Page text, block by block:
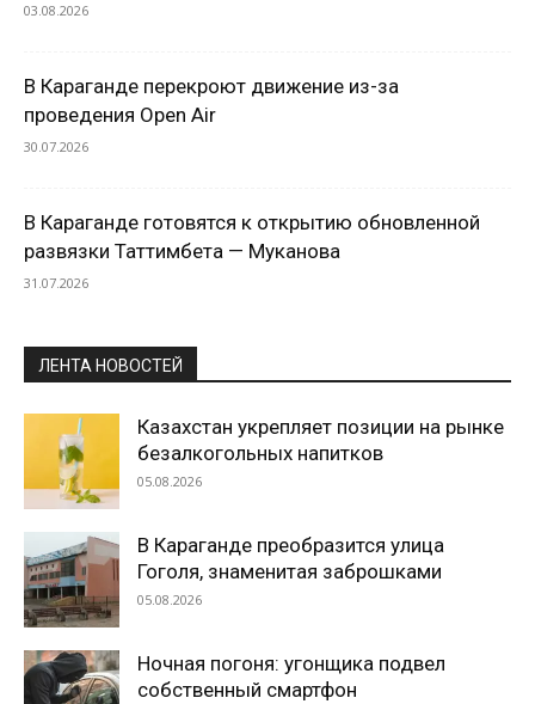
03.08.2026
В Караганде перекроют движение из-за
проведения Open Air
30.07.2026
В Караганде готовятся к открытию обновленной
развязки Таттимбета — Муканова
31.07.2026
ЛЕНТА НОВОСТЕЙ
Казахстан укрепляет позиции на рынке
безалкогольных напитков
05.08.2026
В Караганде преобразится улица
Гоголя, знаменитая заброшками
05.08.2026
Ночная погоня: угонщика подвел
собственный смартфон